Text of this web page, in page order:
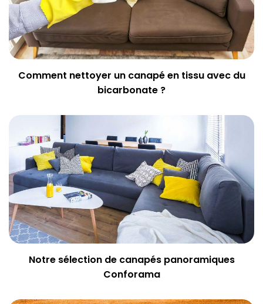
Comment nettoyer un canapé en tissu avec du
bicarbonate ?
Notre sélection de canapés panoramiques
Conforama